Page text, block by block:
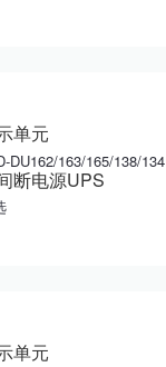
单元
DU162/163/165/138/134
断电源UPS
单元